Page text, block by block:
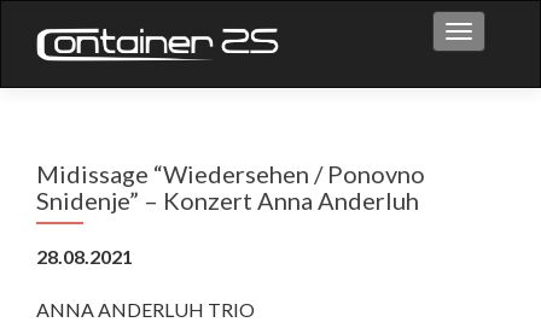
Toggle
Midissage “Wiedersehen / Ponovno
Snidenje” – Konzert Anna Anderluh
28.08.2021
ANNA ANDERLUH TRIO